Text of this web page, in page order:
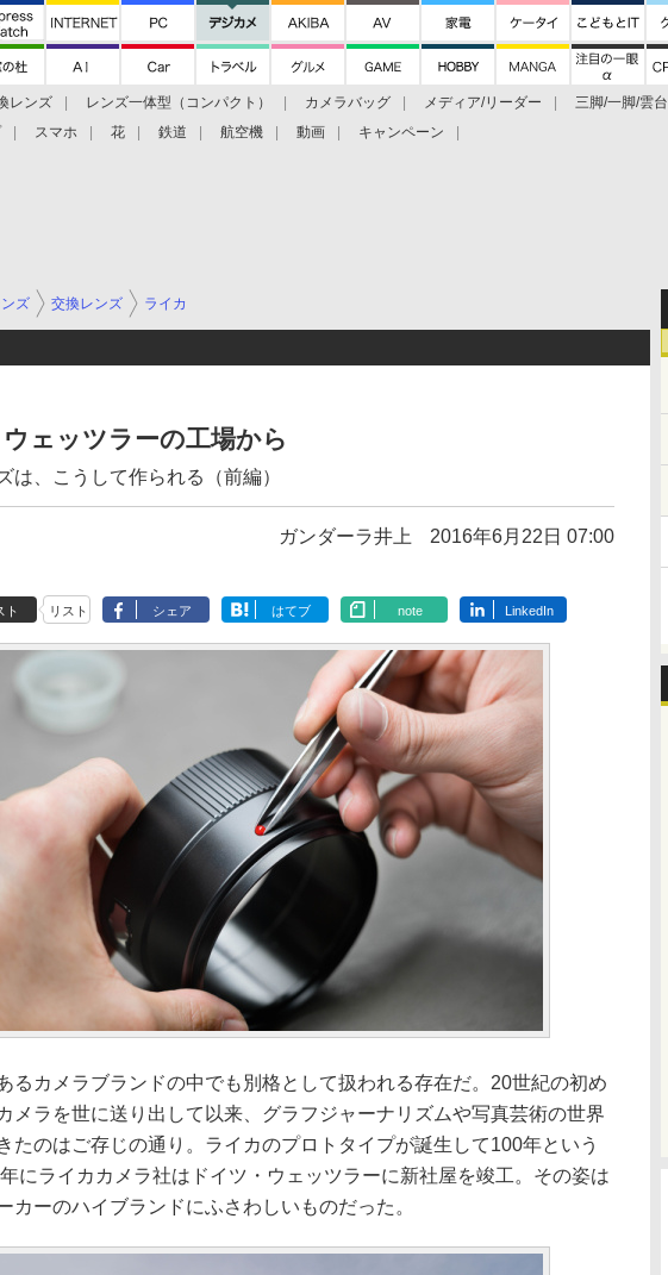
レンズ レンズ一体型（コンパクト） カメラバッグ メディア/リーダー 三脚/一脚/雲台
スマホ 花 鉄道 航空機 動画 キャンペーン
ズ 交換レンズ ライカ
ウェッツラーの工場から
は、こうして作られる（前編）
ガンダーラ井上 2016年6月22日 07:00
ト リスト シェア はてブ note LinkedIn
るカメラブランドの中でも別格として扱われる存在だ。20世紀の初め
メラを世に送り出して以来、グラフジャーナリズムや写真芸術の世界
たのはご存じの通り。ライカのプロトタイプが誕生して100年という
にライカカメラ社はドイツ・ウェッツラーに新社屋を竣工。その姿は
カーのハイブランドにふさわしいものだった。